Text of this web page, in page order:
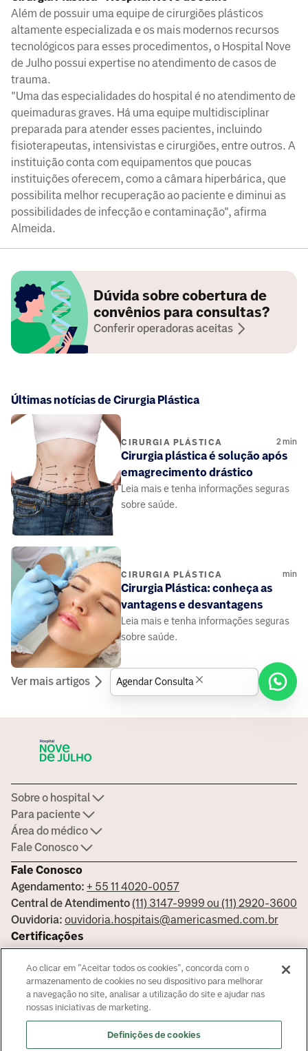
Além de possuir uma equipe de cirurgiões plásticos
altamente especializada e os mais modernos recursos
tecnológicos para esses procedimentos, o Hospital Nove
de Julho possui expertise no atendimento de casos de
trauma.
"Uma das especialidades do hospital é no atendimento de
queimaduras graves. Há uma equipe multidisciplinar
preparada para atender esses pacientes, incluindo
fisioterapeutas, intensivistas e cirurgiões, entre outros. A
instituição conta com equipamentos que poucas
instituições oferecem, como a câmara hiperbárica, que
possibilita melhor recuperação ao paciente e diminui as
possibilidades de infecção e contaminação", afirma
Almeida.
Dúvida sobre cobertura de
convênios para consultas?
Conferir operadoras aceitas
Últimas notícias de Cirurgia Plástica
CIRURGIA PLÁSTICA 2 min
Cirurgia plástica é solução após
emagrecimento drástico
Leia mais e tenha informações seguras
sobre saúde.
CIRURGIA PLÁSTICA min
Cirurgia Plástica: conheça as
vantagens e desvantagens
Leia mais e tenha informações seguras
sobre saúde.
Ver mais artigos
Fale Conosco
Agendamento: + 55 11 4020-0057
Central de Atendimento(11) 3147-9999 ou (11) 2920-3600
Ouvidoria: ouvidoria.hospitais@americasmed.com.br
Certificações
Saiba mais sobre nossas certificações
Sobre o hospital
Para paciente
Área do médico
Fale Conosco
Agendar Consulta
Ao clicar em "Aceitar todos os cookies", concorda com o
armazenamento de cookies no seu dispositivo para melhorar
a navegação no site, analisar a utilização do site e ajudar nas
nossas iniciativas de marketing.
Definições de cookies